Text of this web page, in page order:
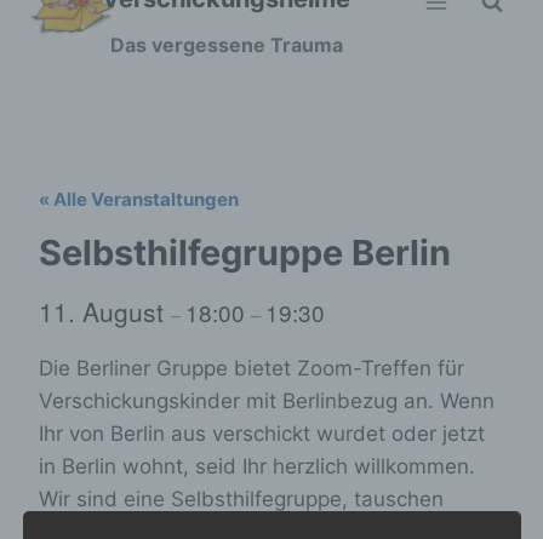
Zum
Das vergessene Trauma
« Alle Veranstaltungen
Selbsthilfegruppe Berlin
11. August – 18:00 – 19:30
Die Berliner Gruppe bietet Zoom-Treffen für
Verschickungskinder mit Berlinbezug an. Wenn
Ihr von Berlin aus verschickt wurdet oder jetzt
in Berlin wohnt, seid Ihr herzlich willkommen.
Wir sind eine Selbsthilfegruppe, tauschen